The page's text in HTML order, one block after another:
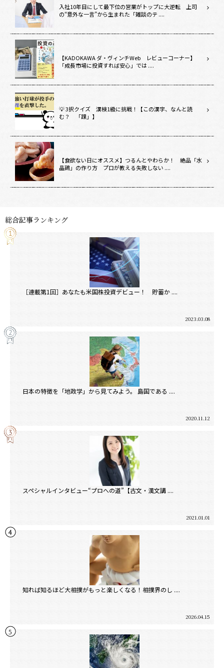
入社10年目にして最下位の営業がトップに大逆転 上司
の“意外な一言”から生まれた「雑談のテ ....
【KADOKAWA ダ・ヴィンチWeb レビューコーナー】
「成長市場に投資すれば安心」では ....
💡 3択クイズ 漢検1級に挑戦！【この漢字、なんと読
む？ 「踝」】
【食欲ない日にオススメ】つるんとやわらか！ 絶品「水
晶鶏」の作り方 プロが教える失敗しない ....
総合記事ランキング
［連載第1回］あなたも米国株投資デビュー！ 貯蓄か ....
2023.03.08
日本の特徴を「地政学」から見てみよう。 島国である ....
2020.11.12
スペシャルインタビュー“プロへの道”【古文・漢文講 ....
2021.01.01
知れば知るほど大相撲がもっと楽しくなる！相撲界のし ....
2026.04.15